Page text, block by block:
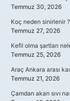
Temmuz 30, 2026
Koç neden sinirlenir ?
Temmuz 27, 2026
Kefil olma şartları
Temmuz 25, 2026
Araç Ankara arası
Temmuz 21, 2026
Çamdan akan sıvı